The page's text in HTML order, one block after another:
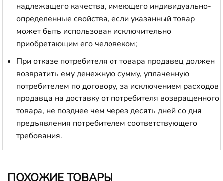
надлежащего качества, имеющего индивидуально-
определенные свойства, если указанный товар
может быть использован исключительно
приобретающим его человеком;
При отказе потребителя от товара продавец должен
возвратить ему денежную сумму, уплаченную
потребителем по договору, за исключением расходов
продавца на доставку от потребителя возвращенного
товара, не позднее чем через десять дней со дня
предъявления потребителем соответствующего
требования.
ПОХОЖИЕ ТОВАРЫ